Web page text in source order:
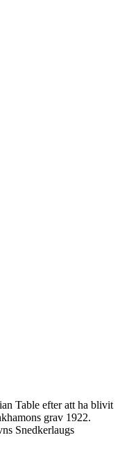
Table efter att ha blivit
grav 1922.
Snedkerlaugs